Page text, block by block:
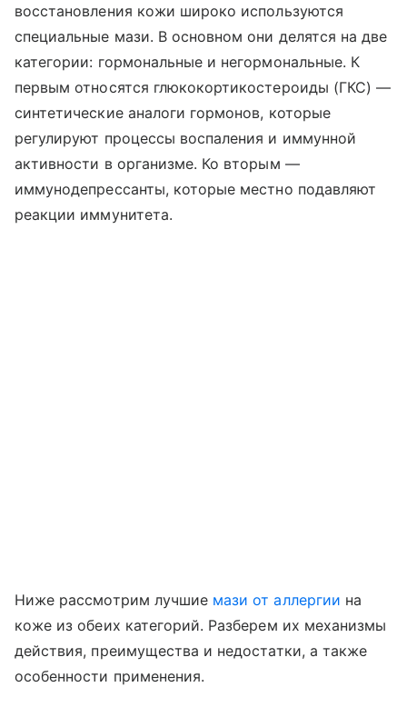
восстановления кожи широко используются
специальные мази. В основном они делятся на две
категории: гормональные и негормональные. К
первым относятся глюкокортикостероиды (ГКС) —
синтетические аналоги гормонов, которые
регулируют процессы воспаления и иммунной
активности в организме. Ко вторым —
иммунодепрессанты, которые местно подавляют
реакции иммунитета.
Ниже рассмотрим лучшие мази от аллергии на
коже из обеих категорий. Разберем их механизмы
действия, преимущества и недостатки, а также
особенности применения.